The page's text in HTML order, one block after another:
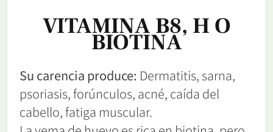
VITAMINA B8, H O
BIOTINA
Su carencia produce: Dermatitis, sarna,
psoriasis, forúnculos, acné, caída del
cabello, fatiga muscular.